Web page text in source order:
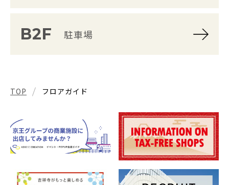
B2F 駐車場
TOP フロアガイド